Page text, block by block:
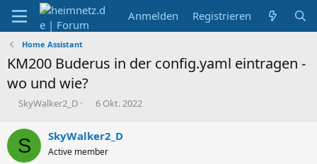
Anmelden Registrieren
Home Assistant
KM200 Buderus in der config.yaml eintragen -
wo und wie?
E
s
t
e
SkyWalker2_D
E
t
e
6 Okt. 2022
S SkyWalker2_D
Active member